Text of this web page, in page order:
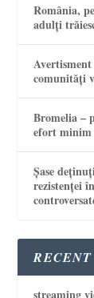
România,
adulți
comunități
Bromelia –
efort minim
Șase
rezistenței
streaming